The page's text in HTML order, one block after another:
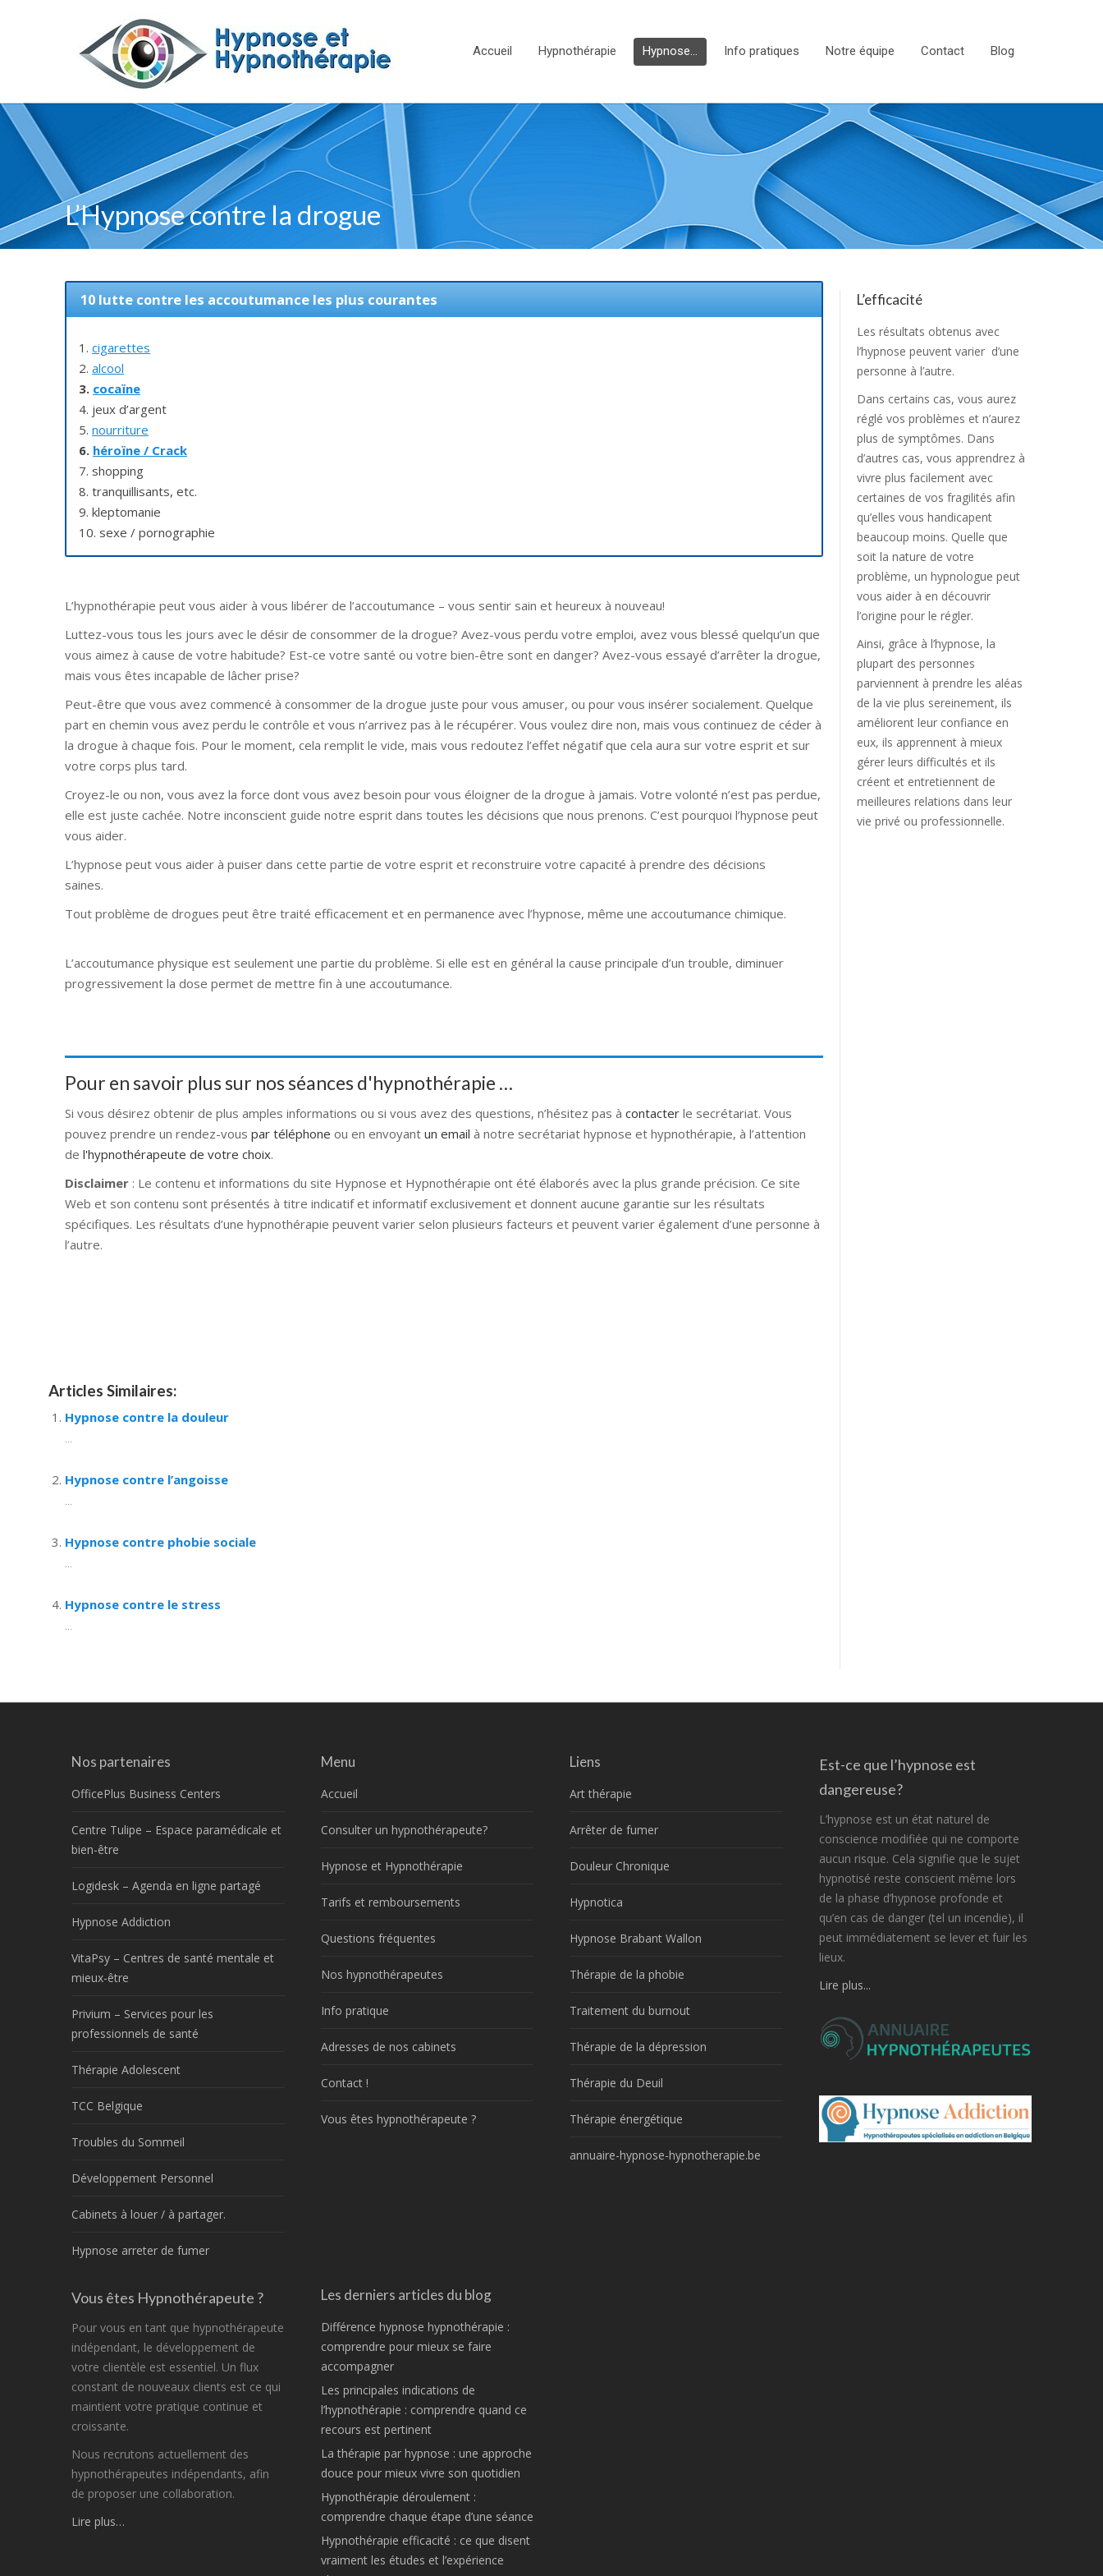
Accueil Hypnothérapie Hypnose… Info pratiques Notre équipe Contact Blog
L’Hypnose contre la drogue
10 lutte contre les accoutumance les plus courantes
1. cigarettes
2. alcool
3. cocaïne
4. jeux d’argent
5. nourriture
6. héroïne / Crack
7. shopping
8. tranquillisants, etc.
9. kleptomanie
10. sexe / pornographie
L’hypnothérapie peut vous aider à vous libérer de l’accoutumance – vous sentir sain et heureux à nouveau!
Luttez-vous tous les jours avec le désir de consommer de la drogue? Avez-vous perdu votre emploi, avez vous blessé quelqu’un que
vous aimez à cause de votre habitude? Est-ce votre santé ou votre bien-être sont en danger? Avez-vous essayé d’arrêter la drogue,
mais vous êtes incapable de lâcher prise?
Peut-être que vous avez commencé à consommer de la drogue juste pour vous amuser, ou pour vous insérer socialement. Quelque
part en chemin vous avez perdu le contrôle et vous n’arrivez pas à le récupérer. Vous voulez dire non, mais vous continuez de céder à
la drogue à chaque fois. Pour le moment, cela remplit le vide, mais vous redoutez l’effet négatif que cela aura sur votre esprit et sur
votre corps plus tard.
Croyez-le ou non, vous avez la force dont vous avez besoin pour vous éloigner de la drogue à jamais. Votre volonté n’est pas perdue,
elle est juste cachée. Notre inconscient guide notre esprit dans toutes les décisions que nous prenons. C’est pourquoi l’hypnose peut
vous aider.
L’hypnose peut vous aider à puiser dans cette partie de votre esprit et reconstruire votre capacité à prendre des décisions
saines.
Tout problème de drogues peut être traité efficacement et en permanence avec l’hypnose, même une accoutumance chimique.
L’accoutumance physique est seulement une partie du problème. Si elle est en général la cause principale d’un trouble, diminuer
progressivement la dose permet de mettre fin à une accoutumance.
Pour en savoir plus sur nos séances d'hypnothérapie …
Si vous désirez obtenir de plus amples informations ou si vous avez des questions, n’hésitez pas à contacter le secrétariat. Vous
pouvez prendre un rendez-vous par téléphone ou en envoyant un email à notre secrétariat hypnose et hypnothérapie, à l’attention
de l'hypnothérapeute de votre choix.
Disclaimer : Le contenu et informations du site Hypnose et Hypnothérapie ont été élaborés avec la plus grande précision. Ce site
Web et son contenu sont présentés à titre indicatif et informatif exclusivement et donnent aucune garantie sur les résultats
spécifiques. Les résultats d’une hypnothérapie peuvent varier selon plusieurs facteurs et peuvent varier également d’une personne à
l’autre.
Articles Similaires:
Hypnose contre la douleur
...
Hypnose contre l’angoisse
...
Hypnose contre phobie sociale
...
Hypnose contre le stress
...
L’efficacité
Les résultats obtenus avec
l’hypnose peuvent varier d’une
personne à l’autre.
Dans certains cas, vous aurez
réglé vos problèmes et n’aurez
plus de symptômes. Dans
d’autres cas, vous apprendrez à
vivre plus facilement avec
certaines de vos fragilités afin
qu’elles vous handicapent
beaucoup moins. Quelle que
soit la nature de votre
problème, un hypnologue peut
vous aider à en découvrir
l’origine pour le régler.
Ainsi, grâce à l’hypnose, la
plupart des personnes
parviennent à prendre les aléas
de la vie plus sereinement, ils
améliorent leur confiance en
eux, ils apprennent à mieux
gérer leurs difficultés et ils
créent et entretiennent de
meilleures relations dans leur
vie privé ou professionnelle.
Nos partenaires
OfficePlus Business Centers
Centre Tulipe – Espace paramédicale et
bien-être
Logidesk – Agenda en ligne partagé
Hypnose Addiction
VitaPsy – Centres de santé mentale et
mieux-être
Privium – Services pour les
professionnels de santé
Thérapie Adolescent
TCC Belgique
Troubles du Sommeil
Développement Personnel
Cabinets à louer / à partager.
Hypnose arreter de fumer
Menu
Accueil
Consulter un hypnothérapeute?
Hypnose et Hypnothérapie
Tarifs et remboursements
Questions fréquentes
Nos hypnothérapeutes
Info pratique
Adresses de nos cabinets
Contact !
Vous êtes hypnothérapeute ?
Liens
Art thérapie
Arrêter de fumer
Douleur Chronique
Hypnotica
Hypnose Brabant Wallon
Thérapie de la phobie
Traitement du burnout
Thérapie de la dépression
Thérapie du Deuil
Thérapie énergétique
annuaire-hypnose-hypnotherapie.be
Est-ce que l’hypnose est
dangereuse?
L’hypnose est un état naturel de
conscience modifiée qui ne comporte
aucun risque. Cela signifie que le sujet
hypnotisé reste conscient même lors
de la phase d’hypnose profonde et
qu’en cas de danger (tel un incendie), il
peut immédiatement se lever et fuir les
lieux.
Lire plus...
Vous êtes Hypnothérapeute ?
Pour vous en tant que hypnothérapeute
indépendant, le développement de
votre clientèle est essentiel. Un flux
constant de nouveaux clients est ce qui
maintient votre pratique continue et
croissante.
Nous recrutons actuellement des
hypnothérapeutes indépendants, afin
de proposer une collaboration.
Lire plus…
Les derniers articles du blog
Différence hypnose hypnothérapie :
comprendre pour mieux se faire
accompagner
Les principales indications de
l’hypnothérapie : comprendre quand ce
recours est pertinent
La thérapie par hypnose : une approche
douce pour mieux vivre son quotidien
Hypnothérapie déroulement :
comprendre chaque étape d’une séance
Hypnothérapie efficacité : ce que disent
vraiment les études et l’expérience